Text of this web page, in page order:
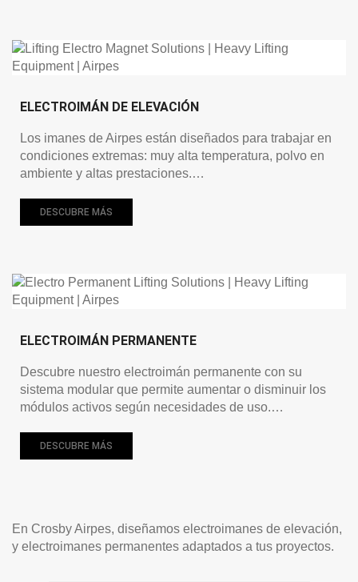
ELECTROIMÁN DE ELEVACIÓN
Los imanes de Airpes están diseñados para trabajar en
condiciones extremas: muy alta temperatura, polvo en
ambiente y altas prestaciones.…
DESCUBRE MÁS
ELECTROIMÁN PERMANENTE
Descubre nuestro electroimán permanente con su
sistema modular que permite aumentar o disminuir los
módulos activos según necesidades de uso.…
DESCUBRE MÁS
En Crosby Airpes, diseñamos electroimanes de elevación,
y electroimanes permanentes adaptados a tus proyectos.